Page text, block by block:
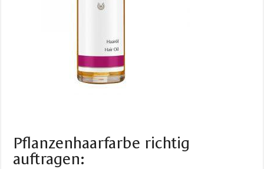
Pflanzenhaarfarbe richtig
auftragen: